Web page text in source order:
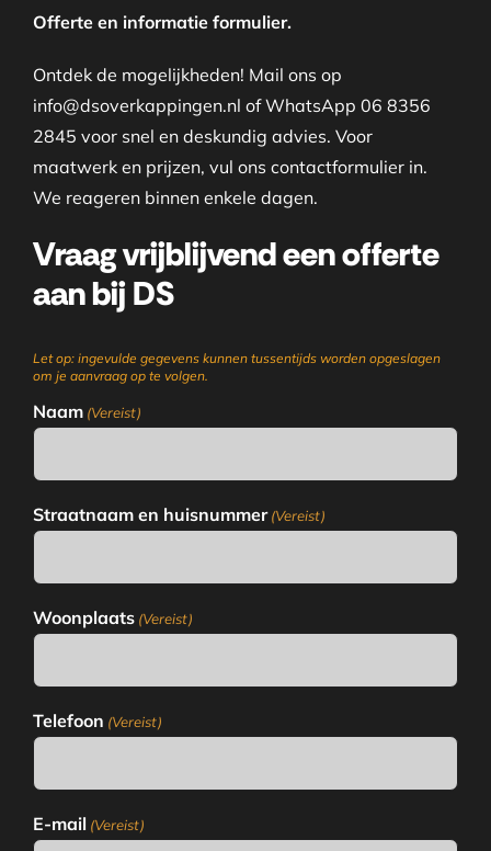
Offerte en informatie formulier.
Ontdek de mogelijkheden! Mail ons op
info@dsoverkappingen.nl of WhatsApp 06 8356
2845 voor snel en deskundig advies. Voor
maatwerk en prijzen, vul ons contactformulier in.
We reageren binnen enkele dagen.
Vraag vrijblijvend een offerte
aan bij DS
Let op: ingevulde gegevens kunnen tussentijds worden opgeslagen
om je aanvraag op te volgen.
Naam (Vereist)
Straatnaam en huisnummer (Vereist)
Woonplaats (Vereist)
Telefoon (Vereist)
E-mail (Vereist)